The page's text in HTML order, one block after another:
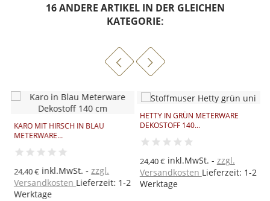
16 ANDERE ARTIKEL IN DER GLEICHEN
KATEGORIE:
KARO MIT HIRSCH IN BLAU
METERWARE...
24,40 €inkl.MwSt.
zzgl.
Versandkosten Lieferzeit: 1-2
Werktage
HETTY IN GRÜN METERWARE
DEKOSTOFF 140...
24,40 €inkl.MwSt.
zzgl.
Versandkosten Lieferzeit: 1-2
Werktage